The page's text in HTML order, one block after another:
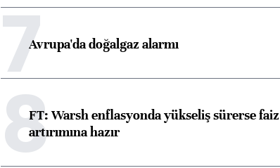
7Avrupa'da doğalgaz alarmı
8FT: Warsh enflasyonda yükseliş sürerse faiz
artırımına hazır